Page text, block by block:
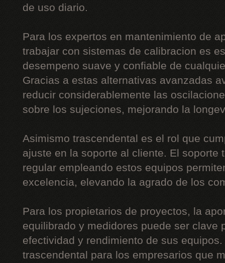
de uso diario.
Para los expertos en mantenimiento de
trabajar con sistemas de calibracion es
desempeno suave y confiable de
Gracias a estas alternativas avanzadas
reducir considerablemente las
sobre los sujeciones, mejorando la
Asimismo trascendental es el rol que
ajuste en la soporte al cliente. El soporte
regular empleando estos equipos
excelencia, elevando la agrado de los
Para los propietarios de proyectos, la
equilibrado y medidores puede ser clave
efectividad y rendimiento de sus
trascendental para los empresarios que